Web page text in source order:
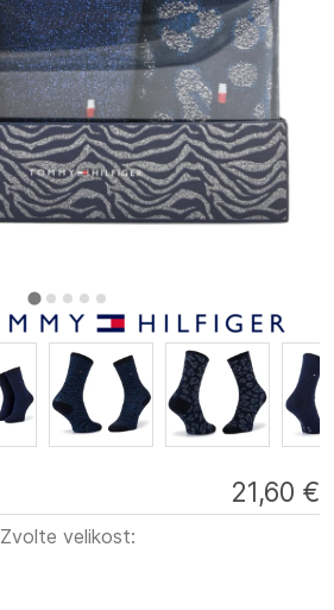
21,60 €
Zvolte velikost: